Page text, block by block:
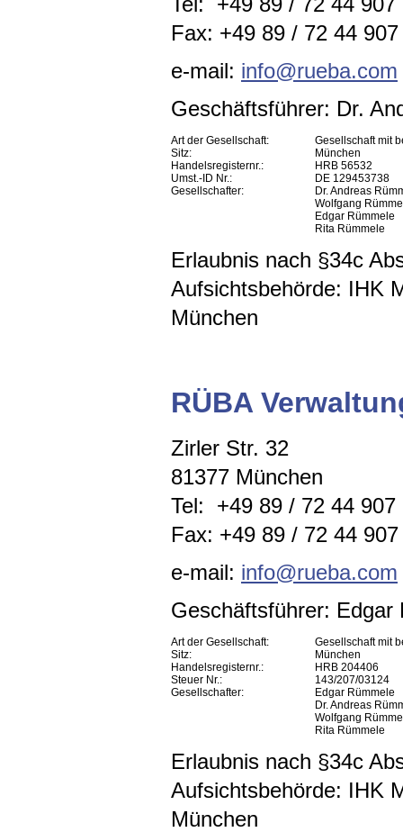
Fax: +49 89 / 72 44
e-mail: info@rueba.com
Geschäftsführer: Dr.
Art der Gesellschaft:
Gesellschaft mit
Sitz:
München
Handelsregisternr.:
HRB 56532
Umst.-ID Nr.:
DE 129453738
Gesellschafter:
Dr. Andreas
Wolfgang
Edgar Rümmele
Rita Rümmele
Erlaubnis nach §34c
Aufsichtsbehörde: IHK
München
RÜBA
Zirler Str. 32
81377 München
Tel: +49 89 / 72 44
Fax: +49 89 / 72 44
e-mail: info@rueba.com
Geschäftsführer: Edgar
Art der Gesellschaft:
Gesellschaft mit
Sitz:
München
Handelsregisternr.:
HRB 204406
Steuer Nr.:
143/207/03124
Gesellschafter:
Edgar Rümmele
Dr. Andreas
Wolfgang
Rita Rümmele
Erlaubnis nach §34c
Aufsichtsbehörde: IHK
München